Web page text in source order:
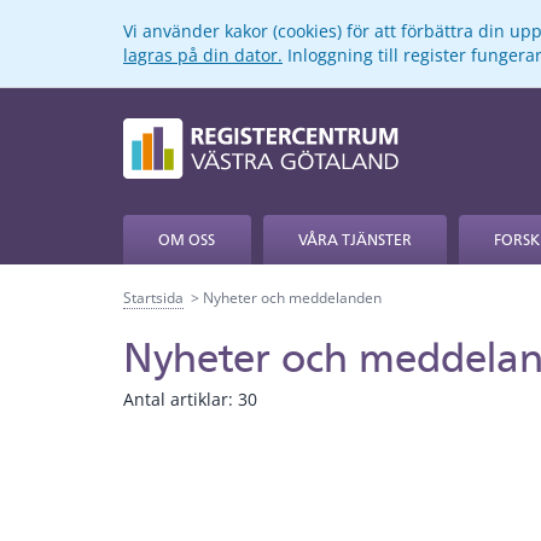
Vi använder kakor (cookies) för att förbättra din
lagras på din dator. Inloggning till register
OM OSS VÅRA TJÄNSTER
Startsida Nyheter och meddelanden
Nyheter och
Antal artiklar: 30